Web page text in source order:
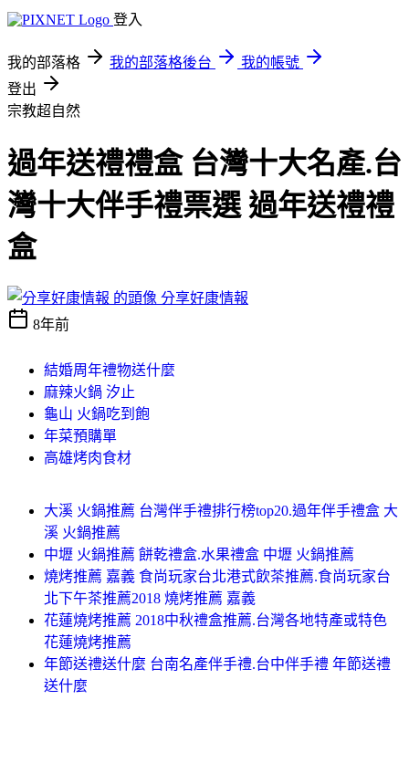
登入
我的部落格 我的部落格後台
我的帳號
登出
宗教超自然
過年送禮禮盒 台灣十大名產.台
灣十大伴手禮票選 過年送禮禮
盒
分享好康情報
8年前
結婚周年禮物送什麼
麻辣火鍋 汐止
龜山 火鍋吃到飽
年菜預購單
高雄烤肉食材
大溪 火鍋推薦 台灣伴手禮排行榜top20.過年伴手禮盒 大
溪 火鍋推薦
中壢 火鍋推薦 餅乾禮盒.水果禮盒 中壢 火鍋推薦
燒烤推薦 嘉義 食尚玩家台北港式飲茶推薦.食尚玩家台
北下午茶推薦2018 燒烤推薦 嘉義
花蓮燒烤推薦 2018中秋禮盒推薦.台灣各地特產或特色
花蓮燒烤推薦
年節送禮送什麼 台南名產伴手禮.台中伴手禮 年節送禮
送什麼